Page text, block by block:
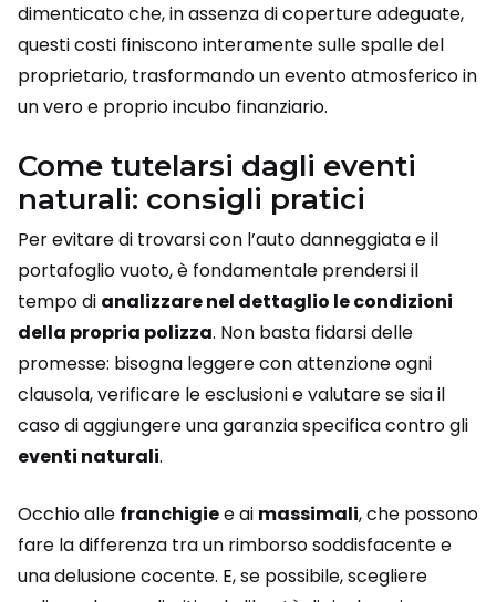
dimenticato che, in assenza di coperture adeguate,
questi costi finiscono interamente sulle spalle del
proprietario, trasformando un evento atmosferico in
un vero e proprio incubo finanziario.
Come tutelarsi dagli eventi
naturali: consigli pratici
Per evitare di trovarsi con l’auto danneggiata e il
portafoglio vuoto, è fondamentale prendersi il
tempo di analizzare nel dettaglio le condizioni
della propria polizza. Non basta fidarsi delle
promesse: bisogna leggere con attenzione ogni
clausola, verificare le esclusioni e valutare se sia il
caso di aggiungere una garanzia specifica contro gli
eventi naturali.
Occhio alle franchigiee ai massimali, che possono
fare la differenza tra un rimborso soddisfacente e
una delusione cocente. E, se possibile, scegliere